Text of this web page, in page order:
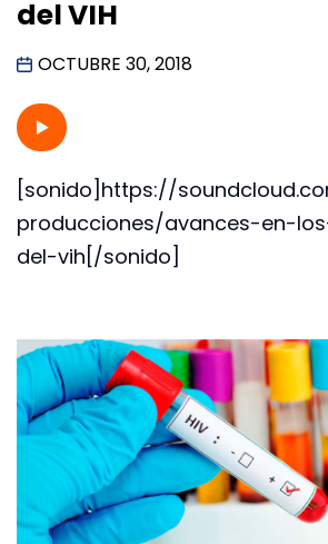
del VIH
OCTUBRE 30, 2018
[sonido]https://
producciones/avances-en-
del-vih[/sonido]